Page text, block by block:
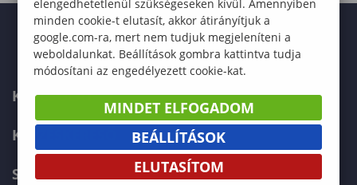
KAPCSOLAT
KÉPZÉSKERESŐ
SZERVEZETI FELÉPÍTÉS
elengedhetetlenül szükségeseken kívül. Amennyiben
minden cookie-t elutasít, akkor átirányítjuk a
google.com-ra, mert nem tudjuk megjeleníteni a
weboldalunkat. Beállítások gombra kattintva tudja
módosítani az engedélyezett cookie-kat.
MINDET ELFOGADOM
BEÁLLÍTÁSOK
ELUTASÍTOM